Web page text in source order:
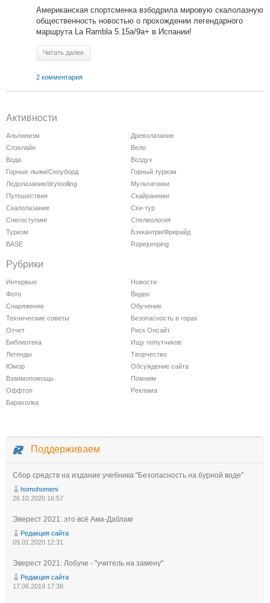
Американская спортсменка взбодрила мировую скалолазную
общественность новостью о прохождении легендарного
маршрута La Rambla 5.15a/9a+ в Испании!
Читать далее
2 комментария
Активности
Альпинизм
Древолазание
Слэклайн
Вело
Вода
Воздух
Горные лыжи/Сноуборд
Горный туризм
Ледолазание/drytoolling
Мультигонки
Путешествия
Скайраннинг
Скалолазание
Ски-тур
Снегоступинг
Спелеология
Туризм
Бэккантри/Фрирайд
BASE
Ropejumping
Рубрики
Интервью
Новости
Фото
Видео
Снаряжение
Обучение
Технические советы
Безопасность в горах
Отчет
Риск Онсайт
Библиотека
Ищу попутчиков
Легенды
Творчество
Юмор
Обсуждение сайта
Взаимопомощь
Помним
Оффтоп
Реклама
Барахолка
Поддерживаем
Сбор средств на издание учебника "Безопасность на бурной воде"
homohomeni
26.10.2020 16:57
Эверест 2021: это всё Ама-Даблам
Редакция сайта
09.01.2020 12:31
Эверест 2021: Лобуче - "учитель на замену"
Редакция сайта
17.06.2019 17:38